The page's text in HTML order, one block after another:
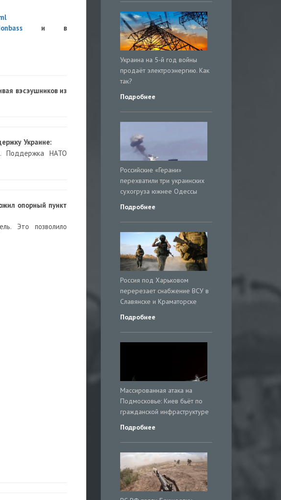
и в
вэсэушников из
Украине:
Поддержка НАТО
опорный пункт
Это позволило
Украина на 5-й год войны
продаёт электроэнергию. Как
так?
Подробнее
Российские «Герани»
перехватили три украинских
сухогруза южнее Одессы
Подробнее
Россия под Харьковом
перерезает снабжение ВСУ в
Славянске и Краматорске
Подробнее
Массированная атака на
Подмосковье: Киев бьёт по
гражданской инфраструктуре
Подробнее